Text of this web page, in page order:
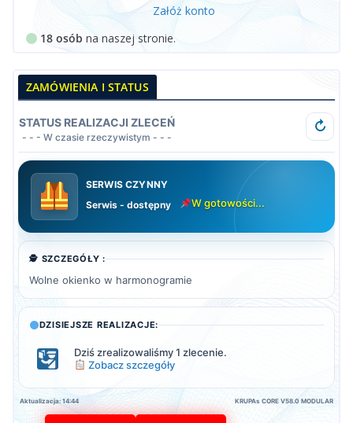
Załóż konto
18 osób na naszej stronie.
ZAMÓWIENIA I STATUS
STATUS REALIZACJI ZLECEŃ
- - - W czasie rzeczywistym - - -
↻
SERWIS CZYNNY
Serwis - dostępny
W gotowości...
🕵️ SZCZEGÓŁY :
Wolne okienko w harmonogramie
DZISIEJSZE REALIZACJE:
Dziś zrealizowaliśmy 1 zlecenie.
Zobacz szczegóły
Aktualizacja: 14:44 KRUPAs CORE V58.0 MODULAR